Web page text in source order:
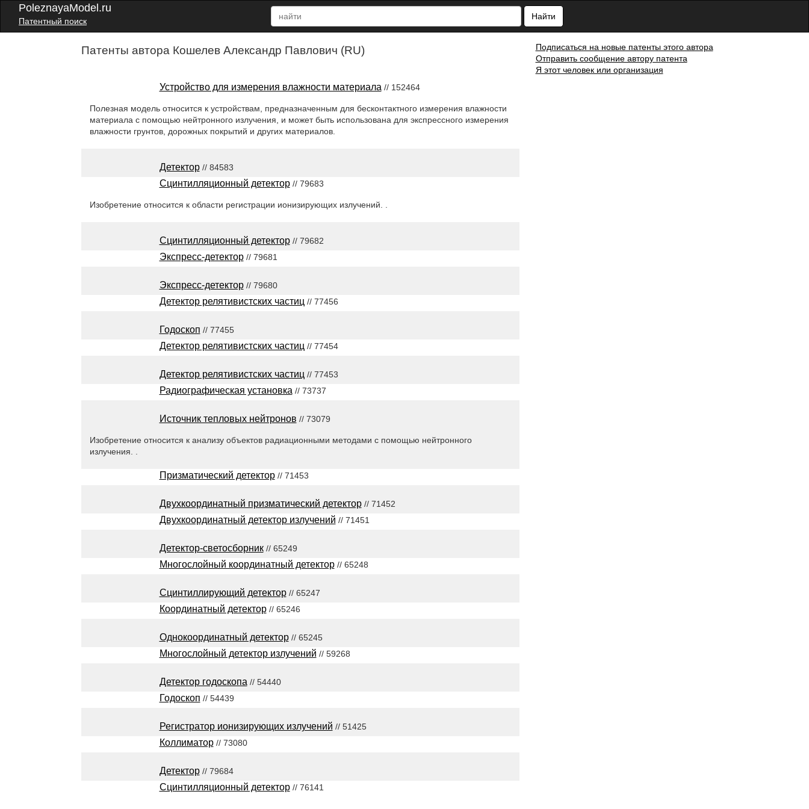
PoleznayaModel.ru
Патентный поиск
Найти
Патенты автора Кошелев Александр Павлович (RU)
Устройство для измерения влажности материала // 152464
Полезная модель относится к устройствам, предназначенным для бесконтактного измерения влажности
материала с помощью нейтронного излучения, и может быть использована для экспрессного измерения
влажности грунтов, дорожных покрытий и других материалов.
Детектор// 84583
Сцинтилляционный детектор// 79683
Изобретение относится к области регистрации ионизирующих излучений. .
Сцинтилляционный детектор// 79682
Экспресс-детектор// 79681
Экспресс-детектор// 79680
Детектор релятивистских частиц // 77456
Годоскоп // 77455
Детектор релятивистских частиц // 77454
Детектор релятивистских частиц // 77453
Радиографическая установка // 73737
Источник тепловых нейтронов // 73079
Изобретение относится к анализу объектов радиационными методами с помощью нейтронного
излучения. .
Призматический детектор// 71453
Двухкоординатный призматический детектор// 71452
Двухкоординатный детектор излучений // 71451
Детектор-светосборник// 65249
Многослойный координатный детектор// 65248
Сцинтиллирующий детектор// 65247
Координатный детектор// 65246
Однокоординатный детектор// 65245
Многослойный детектор излучений // 59268
Детектор годоскопа// 54440
Годоскоп // 54439
Регистратор ионизирующих излучений // 51425
Коллиматор// 73080
Детектор// 79684
Сцинтилляционный детектор// 76141
Подписаться на новые патенты этого автора
Отправить сообщение автору патента
Я этот человек или организация